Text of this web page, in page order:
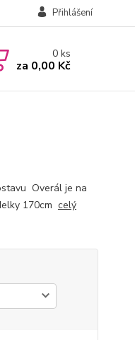
Přihlášení
0ks
za 0,00 Kč
Overál je na
170cm celý